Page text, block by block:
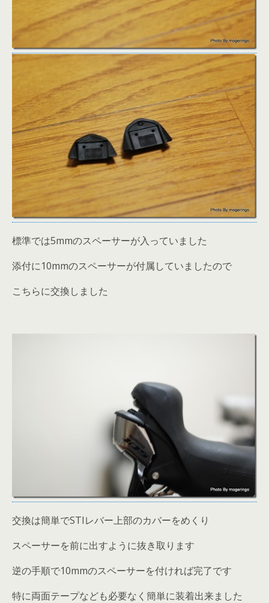
標準では5mmのスペーサーが入っていました
添付に10mmのスペーサーが付属していましたので
こちらに交換しました
交換は簡単でSTIレバー上部のカバーをめくり
スペーサーを前に出すように抜き取ります
逆の手順で10mmのスペーサーを付ければ完了です
特に両面テープなども必要なく簡単に装着出来ました